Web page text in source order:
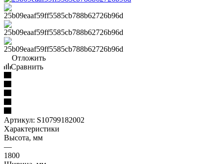
Отложить
Сравнить
Артикул: S10799182002
Характеристики
Высота, мм
—
1800